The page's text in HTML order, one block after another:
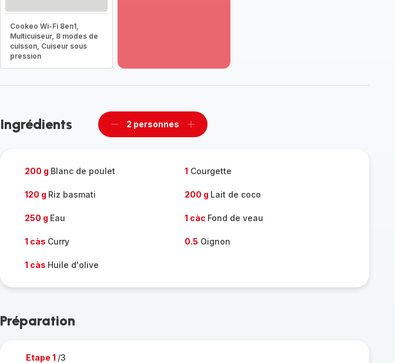
Cookeo Wi-Fi 8en1,
Multicuiseur, 8 modes de
cuisson, Cuiseur sous
pression
-
Ingrédients
Supprimer
2 personnes
Ajouter
200 g Blanc de poulet 1 Courgette
120 g Riz basmati 200 g Lait de coco
250 g Eau 1 càc Fond de veau
1 càs Curry 0.5 Oignon
1 càs Huile d'olive
Préparation
Etape 1 /3